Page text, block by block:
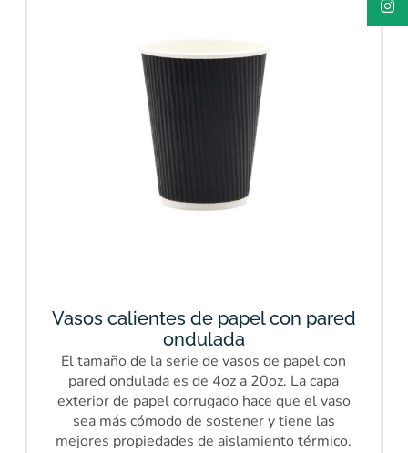
Vasos calientes de papel con pared
ondulada
El tamaño de la serie de vasos de papel con
pared ondulada es de 4oz a 20oz. La capa
exterior de papel corrugado hace que el vaso
sea más cómodo de sostener y tiene las
mejores propiedades de aislamiento térmico.